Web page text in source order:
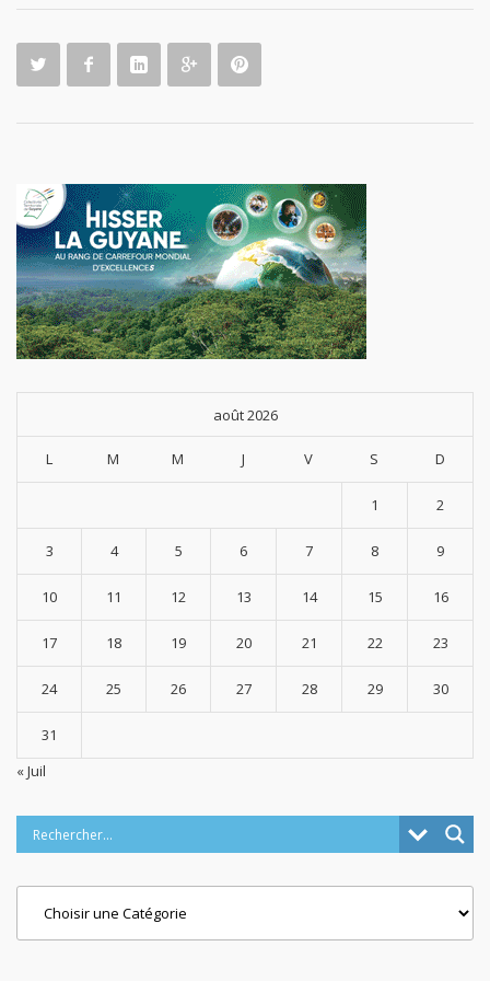
l’Hexago
août 2026
L M M J V S D
1 2
3 4 5 6 7 8 9
10 11 12 13 14 15 16
17 18 19 20 21 22 23
24 25 26 27 28 29 30
31
« Juil